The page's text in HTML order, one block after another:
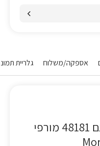
אספקה/משלוח גלריית
מסחטת מיצים איטית דגם 48181 מורפי